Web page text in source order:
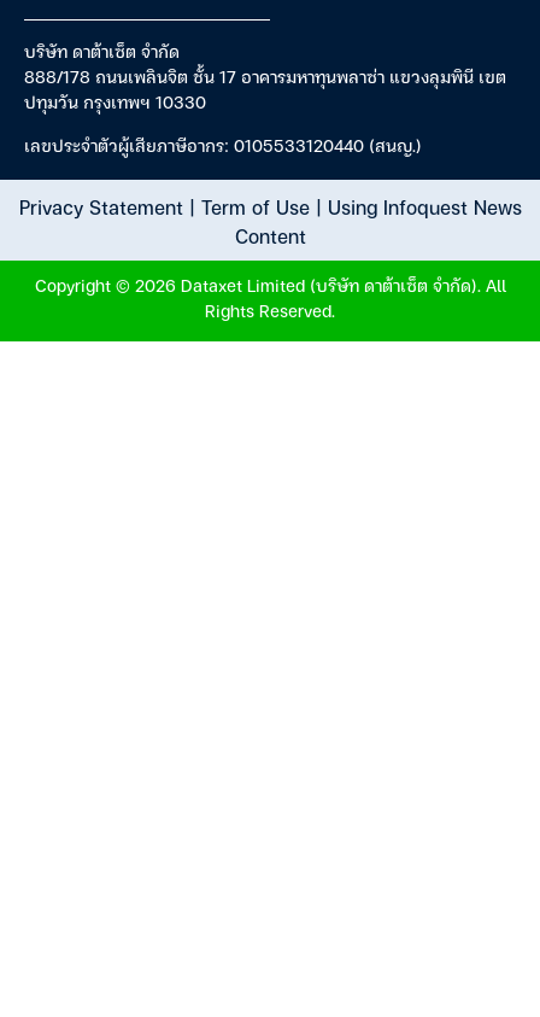
บริษัท ดาต้าเซ็ต จำกัด
888/178 ถนนเพลินจิต ชั้น 17 อาคารมหาทุนพลาซ่า แขวงลุมพินี เขต
ปทุมวัน กรุงเทพฯ 10330
เลขประจำตัวผู้เสียภาษีอากร: 0105533120440 (สนญ.)
Privacy Statement| Term of Use| Using Infoquest News
Content
Copyright © 2026 Dataxet Limited (บริษัท ดาต้าเซ็ต จำกัด). All
Rights Reserved.